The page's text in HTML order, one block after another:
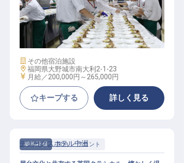
調理部門その他 / 正社員
施設業態
その他宿泊施設
勤務地
福岡県大野城市南大利2-1-23
給与
月給／200,000円～ 265,000円
キープする 詳しく見る
契約社員 宿泊 フロント
デュークスホテル中洲